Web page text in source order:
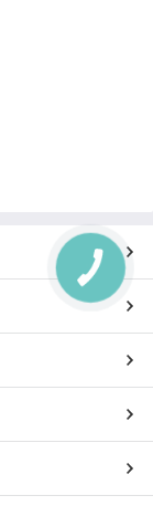
КНОПКА
ЗВ'ЯЗКУ